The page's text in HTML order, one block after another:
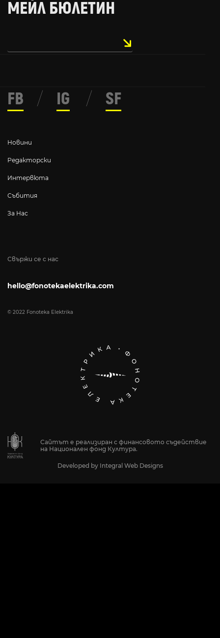
МЕЙЛ БЮЛЕТИН
Свържи се с нас
hello@fonotekaelektrika.com
© 2022 Fonoteka Elektrika
Новини
Редакторски
Интервюта
Събития
За Нас
FB / IG / SF
Сайтът е реализиран с финансовото съдействие
на Национален фонд Култура.
Developed by Integral Web Designs